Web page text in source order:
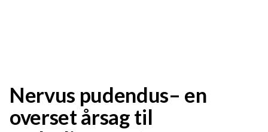
Nervus pudendus– en
overset årsag til